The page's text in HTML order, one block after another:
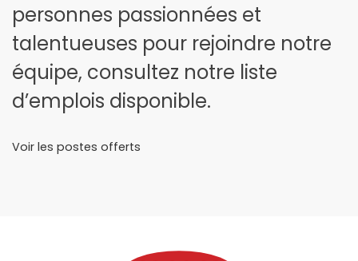
personnes passionnées et
talentueuses pour rejoindre notre
équipe, consultez notre liste
d’emplois disponible.
Voir les postes offerts